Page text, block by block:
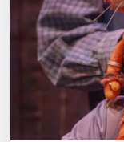
Квесты
Экскурсии
События